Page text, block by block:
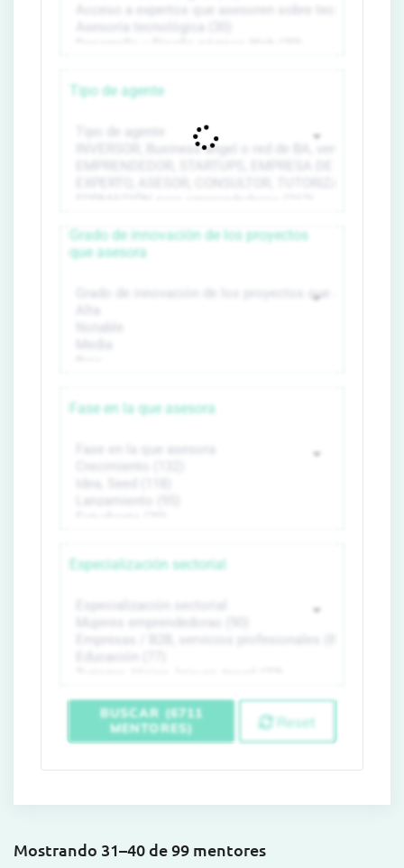
Tipo de agente
Grado de innovación de los proyectos
que asesora
Fase en la que asesora
Especialización sectorial
BUSCAR (6711
MENTORES)
Reset
Mostrando 31–40 de 99 mentores